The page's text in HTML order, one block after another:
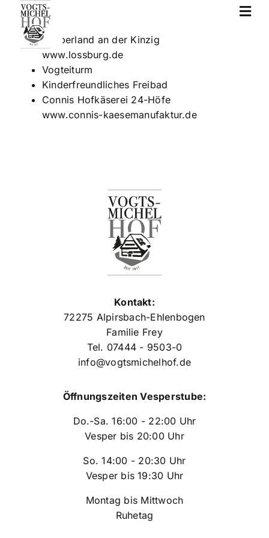
Inhalt
springen Zauberland an der Kinzig
www.lossburg.de
Vogteiturm
Kinderfreundliches Freibad
Connis Hofkäserei 24-Höfe
www.connis-kaesemanufaktur.de
Kontakt:
72275 Alpirsbach-Ehlenbogen
Familie Frey
Tel. 07444 - 9503-0
info@vogtsmichelhof.de
Öffnungszeiten Vesperstube:
Do.-Sa. 16:00 - 22:00 Uhr
Vesper bis 20:00 Uhr
So. 14:00 - 20:30 Uhr
Vesper bis 19:30 Uhr
Montag bis Mittwoch
Ruhetag